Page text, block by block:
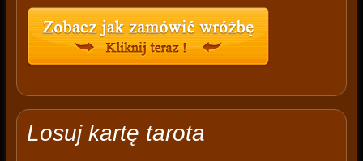
Losuj kartę tarota